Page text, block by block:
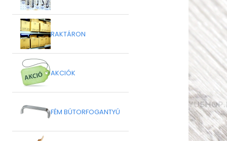
RAKTÁRON
AKCIÓK
FÉM BÚTORFOGANTYÚ